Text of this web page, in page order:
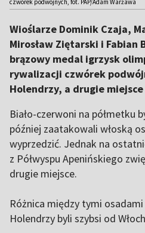
czwórek podwójnych, fot. PAP/Adam Warżawa
Wioślarze Dominik Czaja,
Mirosław Ziętarski i Fabian
brązowy medal igrzysk
rywalizacji czwórek
Holendrzy, a drugie miejsce
Biało-czerwoni na półmetku
później zaatakowali włoską
wyprzedzić. Jednak na
z Półwyspu Apenińskiego
drugie miejsce.
Różnica między tymi osadami
Holendrzy byli szybsi od